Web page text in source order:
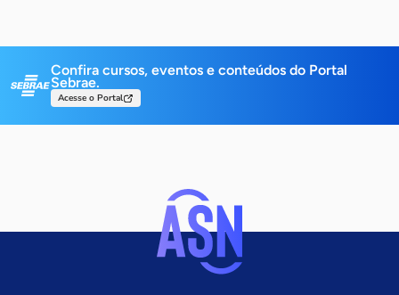
Confira cursos, eventos e conteúdos do Portal
Sebrae.
Acesse o Portal